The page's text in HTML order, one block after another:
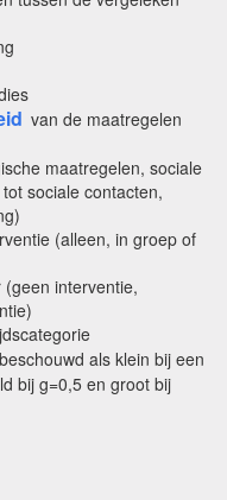
van de maatregelen
maatregelen, sociale
sociale contacten,
(alleen, in groep of
interventie,
als klein bij een
bij g=0,5 en groot bij